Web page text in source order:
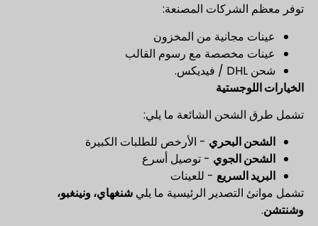
توفر معظم الشركات المصنعة:
عينات مجانية من المخزون
عينات مخصصة مع رسوم القالب
شحن DHL / فيديكس.
الخيارات اللوجستية
تشمل طرق الشحن الشائعة ما يلي:
الشحن البحري - الأرخص للطلبات الكبيرة
الشحن الجوي - توصيل أسرع
البريد السريع - للعينات
تشمل موانئ التصدير الرئيسية ما يلي شنغهاي، ونينغبو،
وشنتشن.